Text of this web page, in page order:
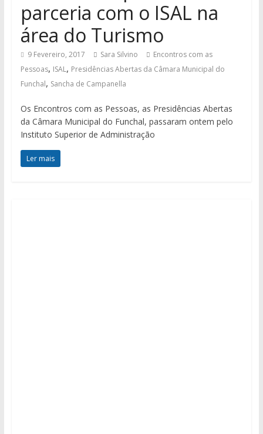
parceria com o ISAL na
área do Turismo
9 Fevereiro, 2017 Sara Silvino
Encontros com as
Pessoas, ISAL, Presidências Abertas da Câmara Municipal do
Funchal, Sancha de Campanella
Os Encontros com as Pessoas, as Presidências Abertas
da Câmara Municipal do Funchal, passaram ontem pelo
Instituto Superior de Administração
Ler mais